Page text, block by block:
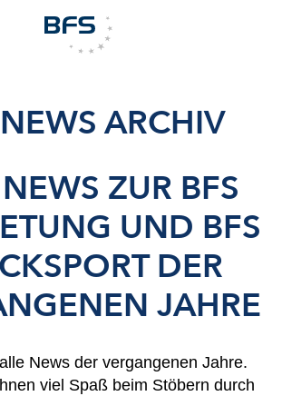
ARCHIV
ZUR BFS
UND BFS
DER
JAHRE
News der vergangenen Jahre.
viel Spaß beim Stöbern durch